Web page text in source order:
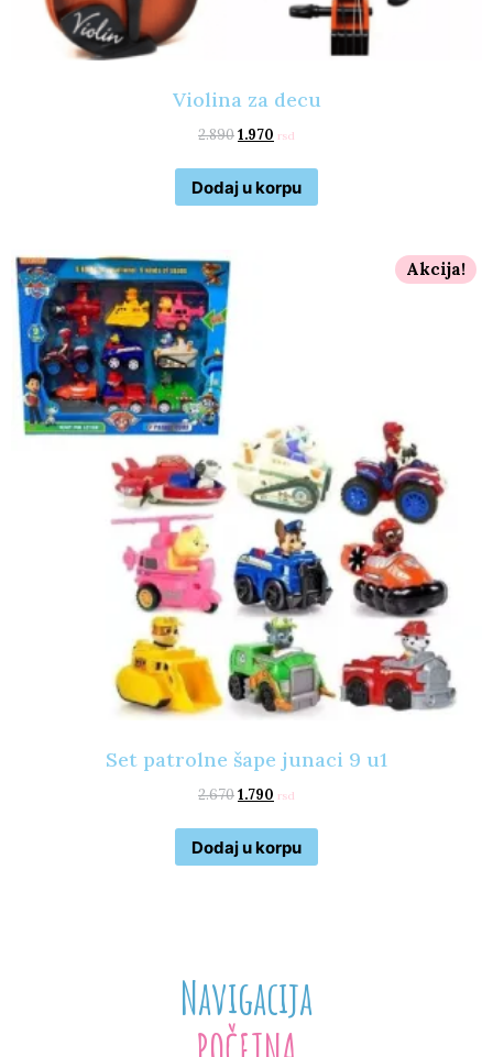
Violina za decu
2.8901.970 rsd
Dodaj u korpu
Akcija!
Set patrolne šape junaci 9 u1
2.6701.790 rsd
Dodaj u korpu
Navigacija